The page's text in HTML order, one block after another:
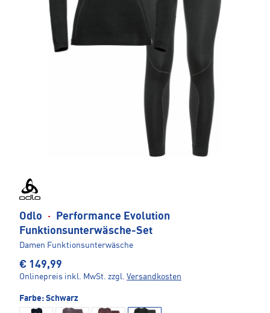
Odlo ·
Performance Evolution
Funktionsunterwäsche-Set
Damen Funktionsunterwäsche
€ 149,99
Onlinepreis inkl. MwSt. zzgl. Versandkosten
Farbe: Schwarz